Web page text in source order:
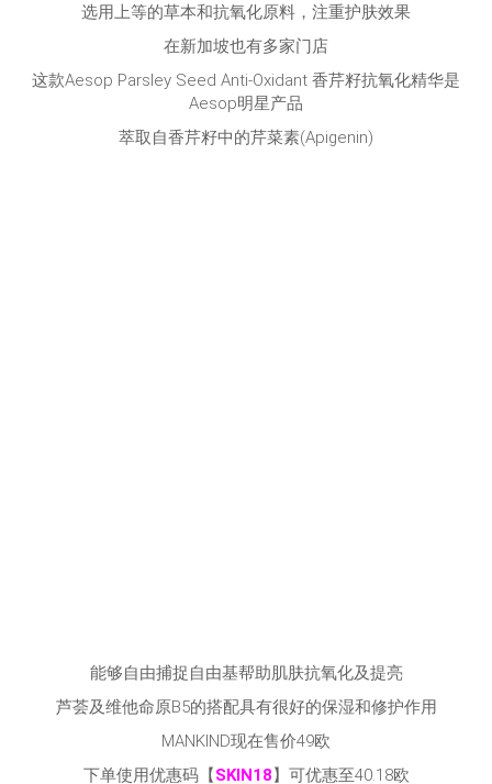
选用上等的草本和抗氧化原料，注重护肤效果
在新加坡也有多家门店
这款Aesop Parsley Seed Anti-Oxidant 香芹籽抗氧化精华是
Aesop明星产品
萃取自香芹籽中的芹菜素(Apigenin)
能够自由捕捉自由基帮助肌肤抗氧化及提亮
芦荟及维他命原B5的搭配具有很好的保湿和修护作用
MANKIND现在售价49欧
下单使用优惠码【SKIN18】可优惠至40.18欧